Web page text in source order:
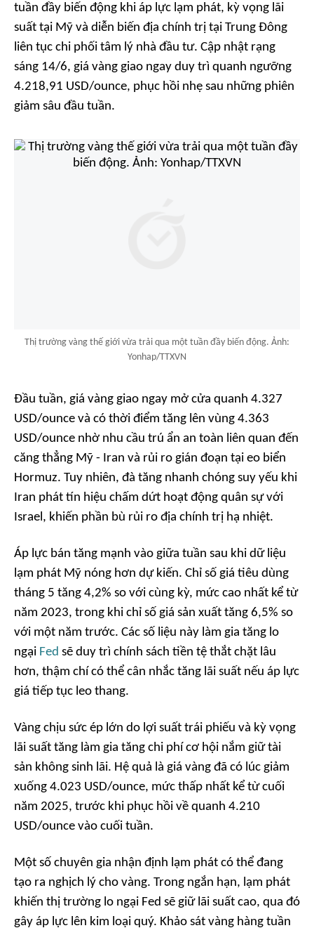
tuần đầy biến động khi áp lực lạm phát, kỳ vọng lãi
suất tại Mỹ và diễn biến địa chính trị tại Trung Đông
liên tục chi phối tâm lý nhà đầu tư. Cập nhật rạng
sáng 14/6, giá vàng giao ngay duy trì quanh ngưỡng
4.218,91 USD/ounce, phục hồi nhẹ sau những phiên
giảm sâu đầu tuần.
Thị trường vàng thế giới vừa trải qua một tuần đầy biến động. Ảnh:
Yonhap/TTXVN
Đầu tuần, giá vàng giao ngay mở cửa quanh 4.327
USD/ounce và có thời điểm tăng lên vùng 4.363
USD/ounce nhờ nhu cầu trú ẩn an toàn liên quan đến
căng thẳng Mỹ - Iran và rủi ro gián đoạn tại eo biển
Hormuz. Tuy nhiên, đà tăng nhanh chóng suy yếu khi
Iran phát tín hiệu chấm dứt hoạt động quân sự với
Israel, khiến phần bù rủi ro địa chính trị hạ nhiệt.
Áp lực bán tăng mạnh vào giữa tuần sau khi dữ liệu
lạm phát Mỹ nóng hơn dự kiến. Chỉ số giá tiêu dùng
tháng 5 tăng 4,2% so với cùng kỳ, mức cao nhất kể từ
năm 2023, trong khi chỉ số giá sản xuất tăng 6,5% so
với một năm trước. Các số liệu này làm gia tăng lo
ngại Fed sẽ duy trì chính sách tiền tệ thắt chặt lâu
hơn, thậm chí có thể cân nhắc tăng lãi suất nếu áp lực
giá tiếp tục leo thang.
Vàng chịu sức ép lớn do lợi suất trái phiếu và kỳ vọng
lãi suất tăng làm gia tăng chi phí cơ hội nắm giữ tài
sản không sinh lãi. Hệ quả là giá vàng đã có lúc giảm
xuống 4.023 USD/ounce, mức thấp nhất kể từ cuối
năm 2025, trước khi phục hồi về quanh 4.210
USD/ounce vào cuối tuần.
Một số chuyên gia nhận định lạm phát có thể đang
tạo ra nghịch lý cho vàng. Trong ngắn hạn, lạm phát
khiến thị trường lo ngại Fed sẽ giữ lãi suất cao, qua đó
gây áp lực lên kim loại quý. Khảo sát vàng hàng tuần